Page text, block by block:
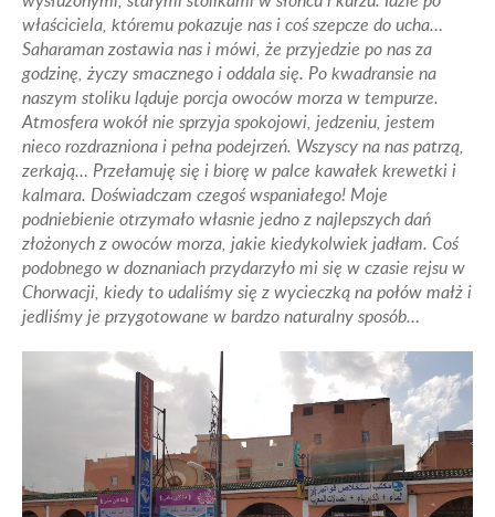
właściciela, któremu pokazuje nas i coś szepcze do ucha…
Saharaman zostawia nas i mówi, że przyjedzie po nas za
godzinę, życzy smacznego i oddala się. Po kwadransie na
naszym stoliku ląduje porcja owoców morza w tempurze.
Atmosfera wokół nie sprzyja spokojowi, jedzeniu, jestem
nieco rozdrazniona i pełna podejrzeń. Wszyscy na nas patrzą,
zerkają… Przełamuję się i biorę w palce kawałek krewetki i
kalmara. Doświadczam czegoś wspaniałego! Moje
podniebienie otrzymało własnie jedno z najlepszych dań
złożonych z owoców morza, jakie kiedykolwiek jadłam. Coś
podobnego w doznaniach przydarzyło mi się w czasie rejsu w
Chorwacji, kiedy to udaliśmy się z wycieczką na połów małż i
jedliśmy je przygotowane w bardzo naturalny sposób…